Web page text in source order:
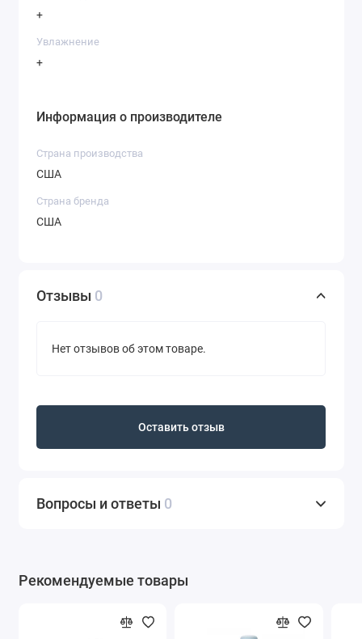
+
Увлажнение
+
Информация о производителе
Страна производства
США
Страна бренда
США
Отзывы 0
Нет отзывов об этом товаре.
Оставить отзыв
Вопросы и ответы 0
Рекомендуемые товары